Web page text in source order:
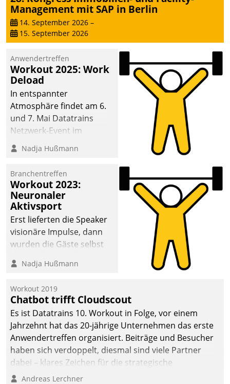
Management mit SAP in Berlin
14. September 2026 –
15. September 2026
Anwendertreffen
Workout 2025: Work
Deload
In entspannter
Atmosphäre findet am 6.
und 7. Mai Datatrains
Netzwerk-Event im
Kunden- und Partnerkreis
statt. Zentrale Frage: Wie
Mammutprojekte
meistern und Workloads
wuppen – bei zunehmend
anspruchsvollen
Aufgaben und
abnehmendem
Nadja Hußmann
Branchentreffen
Workout 2023:
Neuronaler
Aktivsport
Erst lieferten die Speaker
visionäre Impulse, dann
wurden die Gäste selbst
methodisch
Quartier. Dazwischen
zeigte Datatrain, was es
Neues zu bieten hat.
Nadja Hußmann
Workout 2019
Chatbot trifft Cloudscout
Es ist Datatrains 10. Workout in Folge, vor einem
Jahrzehnt hat das 20-jährige Unternehmen das erste
Anwendertreffen organisiert. Beiträge und Besucher
haben sich verdoppelt, diesmal sind viele Partner
dabei – klares Zeichen für die strategische
Fokussierung auf den Kunden.
Andreas Lerchner